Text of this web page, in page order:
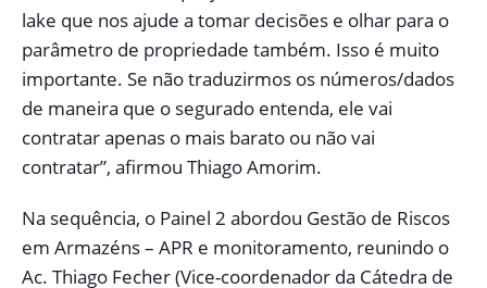
lake que nos ajude a tomar decisões e olhar para o
parâmetro de propriedade também. Isso é muito
importante. Se não traduzirmos os números/dados
de maneira que o segurado entenda, ele vai
contratar apenas o mais barato ou não vai
contratar”, afirmou Thiago Amorim.
Na sequência, o Painel 2 abordou Gestão de Riscos
em Armazéns – APR e monitoramento, reunindo o
Ac. Thiago Fecher (Vice-coordenador da Cátedra de